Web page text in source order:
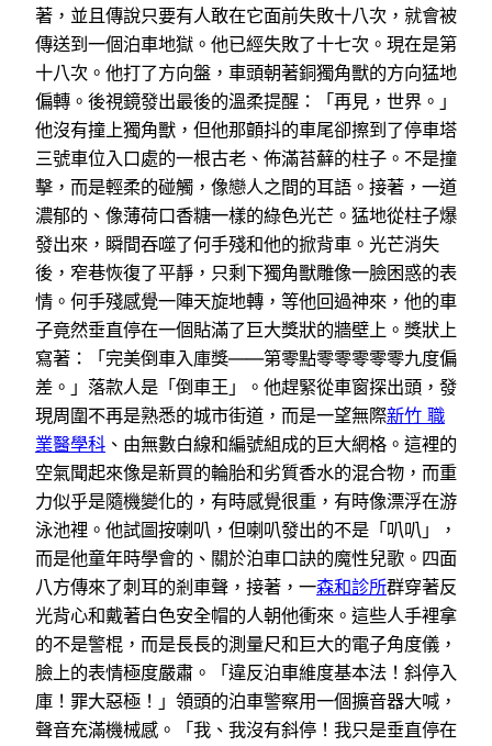
著，並且傳說只要有人敢在它面前失敗十八次，就會被
傳送到一個泊車地獄。他已經失敗了十七次。現在是第
十八次。他打了方向盤，車頭朝著銅獨角獸的方向猛地
偏轉。後視鏡發出最後的溫柔提醒：「再見，世界。」
他沒有撞上獨角獸，但他那顫抖的車尾卻擦到了停車塔
三號車位入口處的一根古老、佈滿苔蘚的柱子。不是撞
擊，而是輕柔的碰觸，像戀人之間的耳語。接著，一道
濃郁的、像薄荷口香糖一樣的綠色光芒。猛地從柱子爆
發出來，瞬間吞噬了何手殘和他的掀背車。光芒消失
後，窄巷恢復了平靜，只剩下獨角獸雕像一臉困惑的表
情。何手殘感覺一陣天旋地轉，等他回過神來，他的車
子竟然垂直停在一個貼滿了巨大獎狀的牆壁上。獎狀上
寫著：「完美倒車入庫獎——第零點零零零零零九度偏
差。」落款人是「倒車王」。他趕緊從車窗探出頭，發
現周圍不再是熟悉的城市街道，而是一望無際新竹 職
業醫學科 、由無數白線和編號組成的巨大網格。這裡的
空氣聞起來像是新買的輪胎和劣質香水的混合物，而重
力似乎是隨機變化的，有時感覺很重，有時像漂浮在游
泳池裡。他試圖按喇叭，但喇叭發出的不是「叭叭」，
而是他童年時學會的、關於泊車口訣的魔性兒歌。四面
八方傳來了刺耳的剎車聲，接著，一森和診所群穿著反
光背心和戴著白色安全帽的人朝他衝來。這些人手裡拿
的不是警棍，而是長長的測量尺和巨大的電子角度儀，
臉上的表情極度嚴肅。「違反泊車維度基本法！斜停入
庫！罪大惡極！」領頭的泊車警察用一個擴音器大喊，
聲音充滿機械感。「我、我沒有斜停！我只是垂直停在